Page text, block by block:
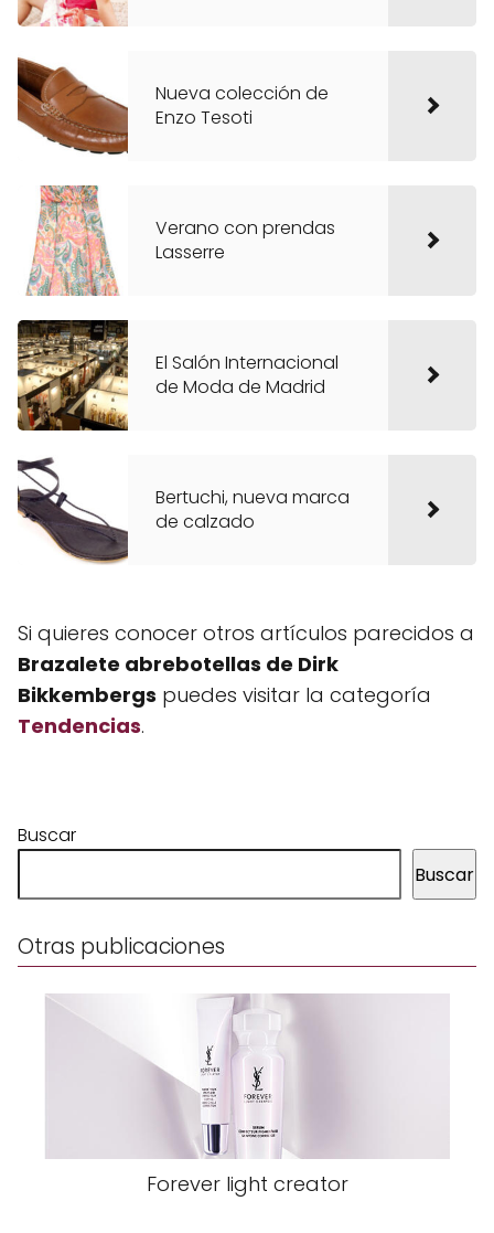
Nueva colección de
Enzo Tesoti
Verano con prendas
Lasserre
El Salón Internacional
de Moda de Madrid
Bertuchi, nueva marca
de calzado
Si quieres conocer otros artículos parecidos a
Brazalete abrebotellas de Dirk
Bikkembergs puedes visitar la categoría
Tendencias.
Buscar
Buscar
Otras publicaciones
Forever light creator